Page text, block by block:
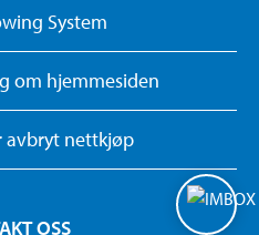
System
om hjemmesiden
avbryt nettkjøp
OSS